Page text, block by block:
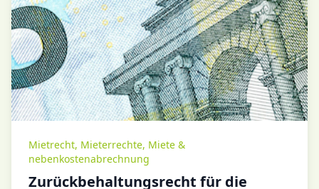
Mietrecht, Mieterrechte, Miete &
nebenkostenabrechnung
Zurückbehaltungsrecht für die